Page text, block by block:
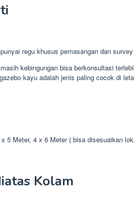
regu khusus pemasangan dan
kebingungan bisa berkonsultasi
kayu adalah jenis paling cocok di
5 Meter, 4 x 6 Meter ( bisa disesuaikan
Kolam